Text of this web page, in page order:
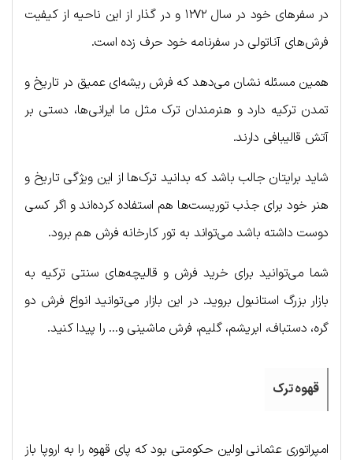
در سفرهای خود در سال ۱۲۷۲ و در گذار از این ناحیه از کیفیت
فرش‌های آناتولی در سفرنامه خود حرف زده است.
همین مسئله نشان می‌دهد که فرش ریشه‌ای عمیق در تاریخ و
تمدن ترکیه دارد و هنرمندان ترک مثل ما ایرانی‌ها، دستی بر
آتش قالیبافی دارند.
شاید برایتان جالب باشد که بدانید ترک‌ها از این ویژگی تاریخ و
هنر خود برای جذب توریست‌ها هم استفاده کرده‌اند و اگر کسی
دوست داشته باشد می‌تواند به تور کارخانه فرش هم برود.
شما می‌توانید برای خرید فرش‌ و قالیچه‌های سنتی ترکیه به
بازار بزرگ استانبول بروید. در این بازار می‌توانید انواع فرش دو
گره، دستباف، ابریشم، گلیم، فرش ماشینی و… را پیدا کنید.
قهوه ترک
امپراتوری عثمانی اولین حکومتی بود که پای قهوه را به اروپا باز